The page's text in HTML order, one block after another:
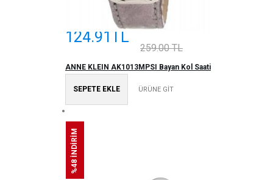
124.91TL
259.00 TL
ANNE KLEIN AK1013MPSI Bayan Kol Saati
SEPETE EKLE ÜRÜNE GİT
%48 İNDİRİM